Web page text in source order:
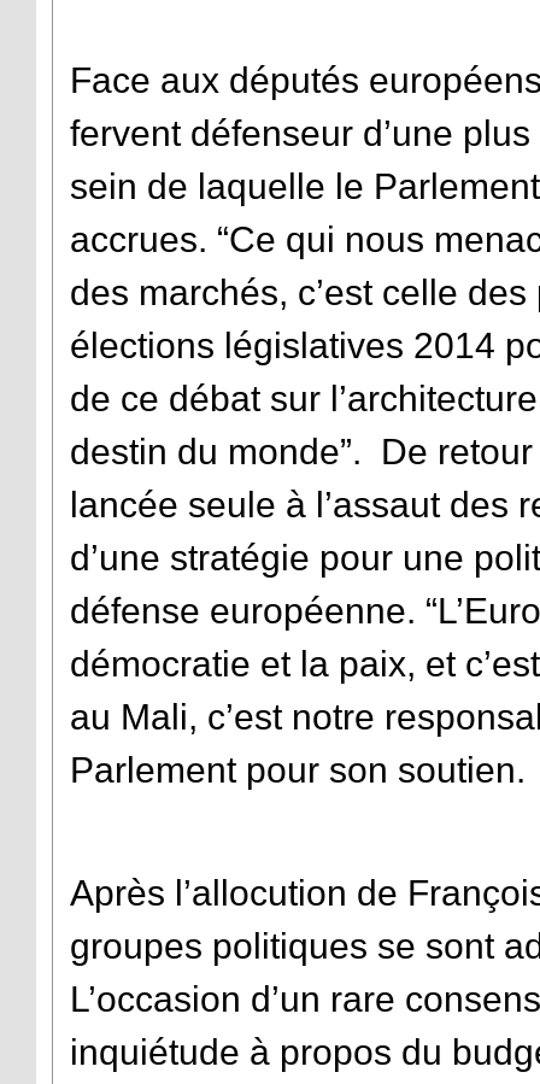
Face aux députés
fervent défenseur d’une
sein de laquelle le
accrues. “Ce qui nous
des marchés, c’est celle
élections législatives 2014
de ce débat sur
destin du monde”. De retour
lancée seule à l’assaut des
d’une stratégie pour une
défense européenne.
démocratie et la paix, et
au Mali, c’est notre
Parlement pour son soutien.
Après l’allocution de
groupes politiques se sont
L’occasion d’un rare
inquiétude à propos du